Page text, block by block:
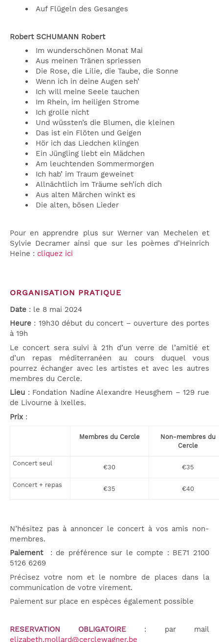
Auf Flügeln des Gesanges
Robert SCHUMANN Robert
Im wunderschönen Monat Mai
Aus meinen Tränen spriessen
Die Rose, die Lilie, die Taube, die Sonne
Wenn ich in deine Augen seh’
Ich will meine Seele tauchen
Im Rhein, im heiligen Strome
Ich grolle nicht
Und wüssten’s die Blumen, die kleinen
Das ist ein Flöten und Geigen
Hör ich das Liedchen klingen
Ein Jüngling liebt ein Mädchen
Am leuchtenden Sommermorgen
Ich hab’ im Traum geweinet
Allnächtlich im Träume seh’ich dich
Aus alten Märchen winkt es
Die alten, bösen Lieder
Pour en apprendre plus sur Werner van Mechelen et
Sylvie Decramer ainsi que sur les poèmes d’Heinrich
Heine : cliquez ici
ORGANISATION PRATIQUE
Date : le 8 mai 2024
Heure : 19h30 début du concert – ouverture des portes
à 19h
Le concert sera suivi à 21h d’un verre de l’amitié et
d’un repas méditerranéen au cours duquel vous
pourrez échanger avec les artistes et avec les autres
membres du Cercle.
Lieu : Fondation Nadine Alexandre Heusghem – 129 rue
de Livourne à Ixelles.
Prix :
Membres du Cercle
Non-membres du
Cercle
Concert seul €30 €35
Concert + repas €35 €40
N’hésitez pas à annoncer le concert à vos amis non-
membres.
Paiement
: de préférence sur le compte : BE71 2100
5126 6269
Précisez votre nom et le nombre de places dans la
communication de votre virement.
Paiement sur place en espèces également possible
RESERVATION OBLIGATOIRE : par mail
elizabeth.mollard@cerclewagner.be